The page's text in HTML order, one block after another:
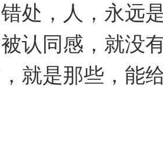
处，人，永远
认同感，就没
就是那些，能